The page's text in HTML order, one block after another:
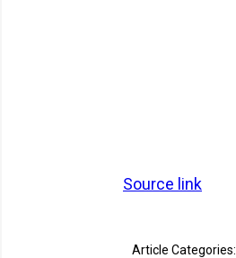
Source link
Article Categories: